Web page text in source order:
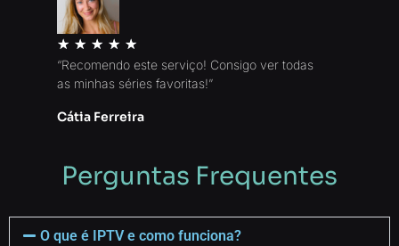
★ ★ ★ ★ ★
“Recomendo este serviço! Consigo ver todas
as minhas séries favoritas!”
Cátia Ferreira
Perguntas Frequentes
O que é IPTV e como funciona?